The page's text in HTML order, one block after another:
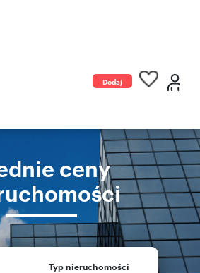
Dodaj
ceny
Typ nieruchomości